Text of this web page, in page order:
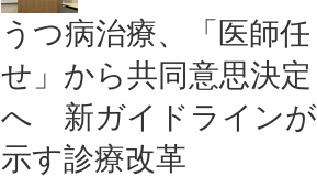
うつ病治療、「医師任
せ」から共同意思決定
へ 新ガイドラインが
示す診療改革